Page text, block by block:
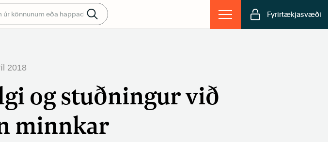
Fyrirtækjasvæði
2018
og stuðningur við
minnkar